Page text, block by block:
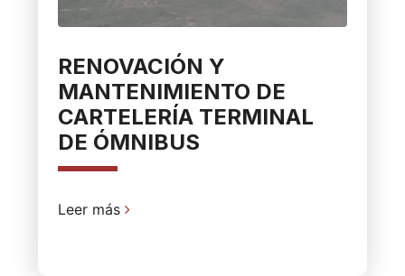
RENOVACIÓN Y
MANTENIMIENTO DE
CARTELERÍA TERMINAL
DE ÓMNIBUS
Leer más